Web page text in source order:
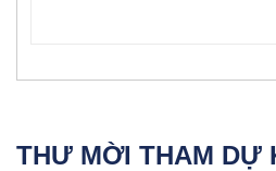
THƯ MỜI THAM DỰ